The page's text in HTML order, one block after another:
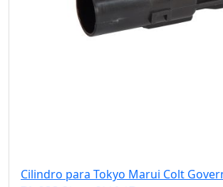
Cilindro para Tokyo Marui Colt